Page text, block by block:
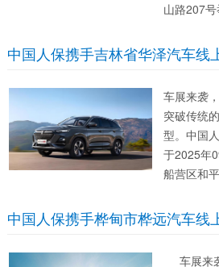
山路207
一样的购
只等你的
中国人保携手吉林省华泽汽车线
车展来袭
突破传统
型。中国
于2025年
船营区和
开启车展
验，更加
中国人保携手桦甸市桦远汽车线
车展来